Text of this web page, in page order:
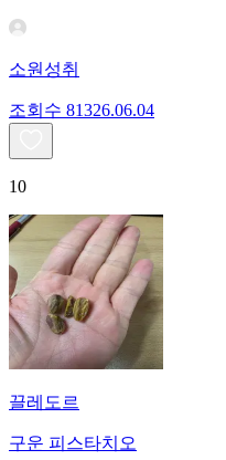
소원성취
조회수 81326.06.04
10
끌레도르
구운 피스타치오